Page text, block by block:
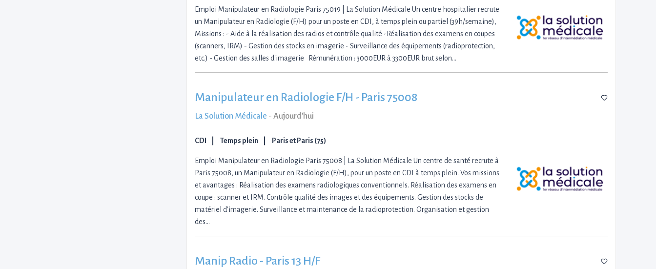
Emploi Manipulateur en Radiologie Paris 75019 | La Solution Médicale Un centre hospitalier recrute
un Manipulateur en Radiologie (F/H) pour un poste en CDI, à temps plein ou partiel (39h/semaine),
Missions : - Aide à la réalisation des radios et contrôle qualité -Réalisation des examens en coupes
(scanners, IRM) - Gestion des stocks en imagerie - Surveillance des équipements (radioprotection,
etc.) - Gestion des salles d'imagerie Rémunération : 3000EUR à 3300EUR brut selon…
Manipulateur en Radiologie F/H - Paris 75008
La Solution Médicale - Aujourd'hui
CDI Temps plein Paris et Paris (75)
Emploi Manipulateur en Radiologie Paris 75008 | La Solution Médicale Un centre de santé recrute à
Paris 75008, un Manipulateur en Radiologie (F/H), pour un poste en CDI à temps plein. Vos missions
et avantages : Réalisation des examens radiologiques conventionnels. Réalisation des examens en
coupe : scanner et IRM. Contrôle qualité des images et des équipements. Gestion des stocks de
matériel d'imagerie. Surveillance et maintenance de la radioprotection. Organisation et gestion
des…
Manip Radio - Paris 13 H/F